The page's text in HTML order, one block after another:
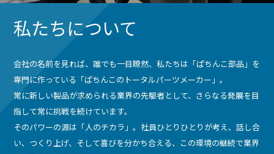
私たちについて
会社の名前を見れば、誰でも一目瞭然、私たちは「ぱちんこ部品」を
専門に作っている「ぱちんこのトータルパーツメーカー」。
常に新しい製品が求められる業界の先駆者として、さらなる発展を目
指して常に挑戦を続けています。
そのパワーの源は「人のチカラ」。社員ひとりひとりが考え、話し合
い、つくり上げ、そして喜びを分かち合える、この環境の継続で業界